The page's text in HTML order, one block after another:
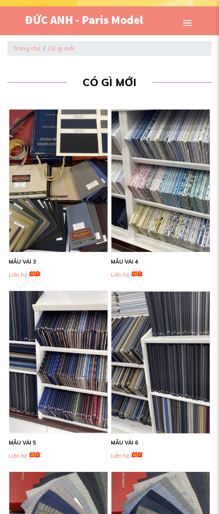
Trang chủ Có gì mới
CÓ GÌ MỚI
MẪU VẢI 3
Liên hệ
MẪU VẢI 4
Liên hệ
MẪU VẢI 5
Liên hệ
MẪU VẢI 6
Liên hệ